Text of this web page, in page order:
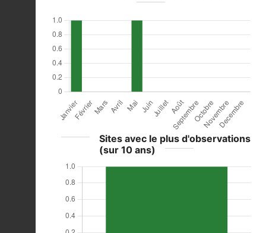
Sites avec le plus d'observations
(sur 10 ans)